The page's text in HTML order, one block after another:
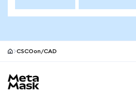
CSCOon/CAD